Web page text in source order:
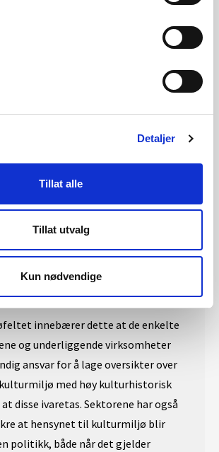
Detaljer
Tillat alle
Tillat utvalg
Kun nødvendige
Nye mål i kulturmiljøpolitikken
er bærebjelken for samarbeid på
offentlig sektor.
innebærer dette at de enkelte
og underliggende virksomheter
ansvar for å lage oversikter over
med høy kulturhistorisk
disse ivaretas. Sektorene har også
at hensynet til kulturmiljø blir
politikk, både når det gjelder